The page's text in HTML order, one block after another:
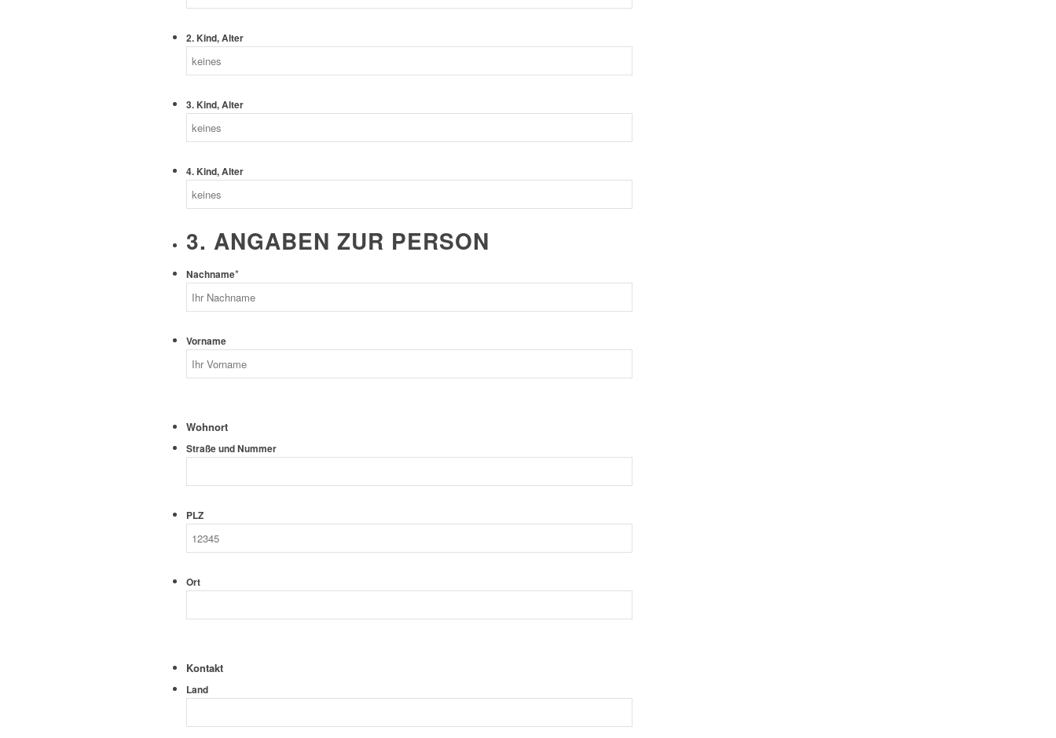
2. Kind, Alter
3. Kind, Alter
4. Kind, Alter
3. ANGABEN ZUR PERSON
Nachname*
Vorname
Wohnort
Straße und Nummer
PLZ
Ort
Kontakt
Land